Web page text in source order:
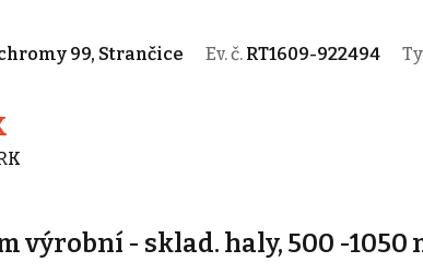
99, Strančice Ev. č. RT1609-922494
výrobní - sklad. haly, 500 -1050